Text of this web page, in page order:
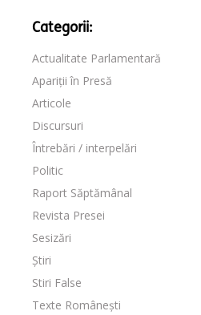
Categorii:
Actualitate Parlamentară
Apariții în Presă
Articole
Discursuri
Întrebări / interpelări
Politic
Raport Săptămânal
Revista Presei
Sesizări
Știri
Stiri False
Texte Românești